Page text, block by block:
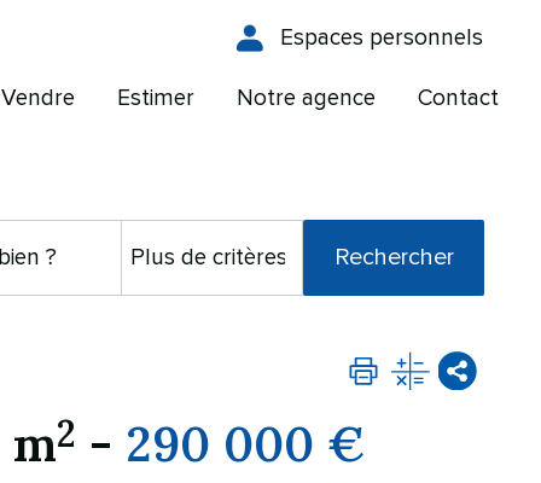
Espaces personnels
Vendre Estimer Notre agence Contact
m2 - 290 000 €